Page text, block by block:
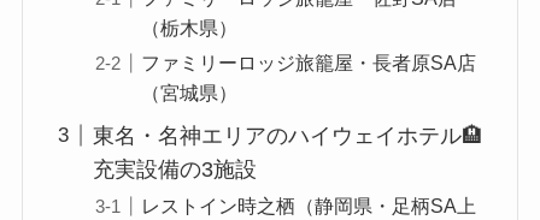
（栃木県）
ファミリーロッジ旅籠屋・長者原SA店
（宮城県）
東名・名神エリアのハイウェイホテル🏨
充実設備の3施設
レストイン時之栖（静岡県・足柄SA上